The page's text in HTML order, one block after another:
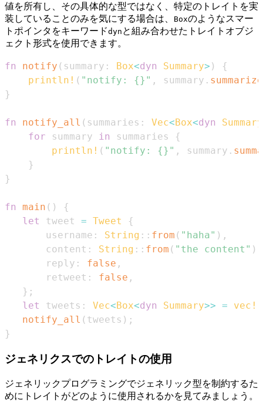
値を所有し、その具体的な型ではなく、特定のトレイトを実
装していることのみを気にする場合は、
Boxのようなスマー
トポインタをキーワードdyn と組み合わせたトレイトオブジ
ェクト形式を使用できます。
fn notify ( summary : Box<dyn Summary> )
{
println! ( "notify: {}" , summary . summarize
}
fn notify_all ( summaries : Vec<Box<dyn
Summary
for summary in summaries
{
println! ( "notify: {}" , summary .
}
}
fn main ( )
{
let
tweet = Tweet
{
       username
: String :: from ( "haha" ) ,
       content
: String :: from ( "the content" )
       reply
: false ,
       retweet
: false ,
} ;
let
tweets : Vec<Box<dyn Summary>> = vec!
notify_all ( tweets ) ;
}
ジェネリクスでのトレイトの使用
ジェネリックプログラミングでジェネリック型を制約するた
めにトレイトがどのように使用されるかを見てみましょう。